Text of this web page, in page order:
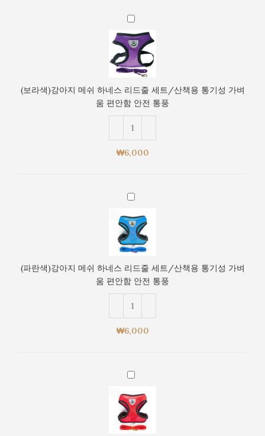
편
함
안
전
풍
세
트/
산
책
용
통
기
가
벼
움
함
안
전
통
풍
(보
색)
강
아
메
쉬
스
리
세
산
책
용
통
기
가
벼
움
함
안
전
통
풍
(보라색)강아지 메쉬 하네스 리드줄 세트/산책용 통기성 가벼
움 편안함 안전 통풍
₩6,000
(파
색)
강
아
메
쉬
스
리
세
산
책
용
(파란색)강아지 메쉬 하네스 리드줄 세트/산책용 통기성 가벼
움 편안함 안전 통풍
₩6,000
(빨
색)
강
아